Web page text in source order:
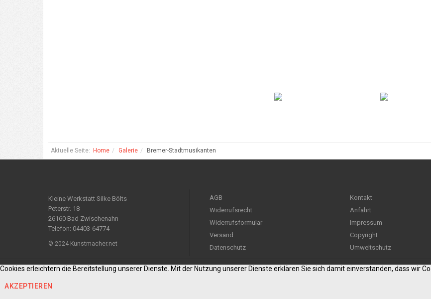
Aktuelle Seite: Home Galerie Bremer-Stadtmusikanten
Kleine Werkstatt Silke Bölts
Peterstr. 18
26160 Bad Zwischenahn
Telefon: 04403-64774
© 2024 Kunstmacher.net
AGB
Widerrufsrecht
Widerrufsformular
Versand
Datenschutz
Kontakt
Anfahrt
Impressum
Copyright
Umweltschutz
Cookies erleichtern die Bereitstellung unserer Dienste. Mit der Nutzung unserer Dienste erklären Sie sich damit einverstanden, dass wir
AKZEPTIEREN